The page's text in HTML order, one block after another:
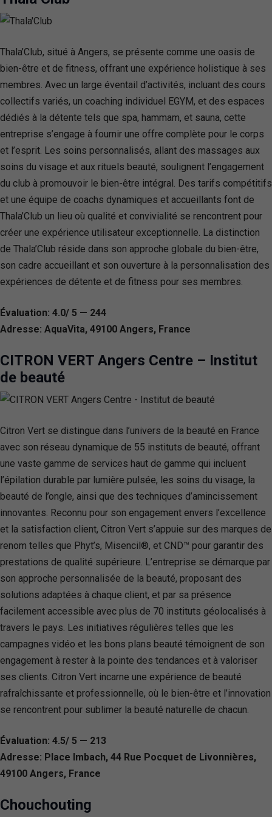
Thala’Club, situé à Angers, se présente comme une oasis de
bien-être et de fitness, offrant une expérience holistique à ses
membres. Avec un large éventail d’activités, incluant des cours
collectifs variés, un coaching individuel EGYM, et des espaces
dédiés à la détente tels que spa, hammam, et sauna, cette
entreprise s’engage à fournir une offre complète pour le corps
et l’esprit. Les soins personnalisés, allant des massages aux
soins du visage et aux rituels beauté, soulignent l’engagement
du club à promouvoir le bien-être intégral. Des tarifs compétitifs
et une équipe de coachs dynamiques et accueillants font de
Thala’Club un lieu où qualité et convivialité se rencontrent pour
créer une expérience utilisateur exceptionnelle. La distinction
de Thala’Club réside dans son approche globale du bien-être,
son cadre accueillant et son ouverture à la personnalisation des
expériences de détente et de fitness pour ses membres.
Évaluation: 4.0/ 5 — 244
Adresse: AquaVita, 49100 Angers, France
CITRON VERT Angers Centre – Institut
de beauté
Citron Vert se distingue dans l’univers de la beauté en France
avec son réseau dynamique de 55 instituts de beauté, offrant
une vaste gamme de services haut de gamme qui incluent
l’épilation durable par lumière pulsée, les soins du visage, la
beauté de l’ongle, ainsi que des techniques d’amincissement
innovantes. Reconnu pour son engagement envers l’excellence
et la satisfaction client, Citron Vert s’appuie sur des marques de
renom telles que Phyt’s, Misencil®, et CND™ pour garantir des
prestations de qualité supérieure. L’entreprise se démarque par
son approche personnalisée de la beauté, proposant des
solutions adaptées à chaque client, et par sa présence
facilement accessible avec plus de 70 instituts géolocalisés à
travers le pays. Les initiatives régulières telles que les
campagnes vidéo et les bons plans beauté témoignent de son
engagement à rester à la pointe des tendances et à valoriser
ses clients. Citron Vert incarne une expérience de beauté
rafraîchissante et professionnelle, où le bien-être et l’innovation
se rencontrent pour sublimer la beauté naturelle de chacun.
Évaluation: 4.5/ 5 — 213
Adresse: Place Imbach, 44 Rue Pocquet de Livonnières,
49100 Angers, France
Chouchouting